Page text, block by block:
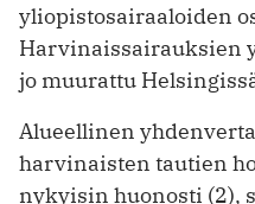
yliopistosairaaloiden
Harvinaissairauksien
jo muurattu
Alueellinen
harvinaisten tautien
nykyisin huonosti (2),